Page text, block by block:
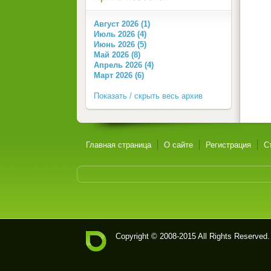
Август 2026 (1)
Июль 2026 (4)
Июнь 2026 (5)
Май 2026 (8)
Апрель 2026 (4)
Март 2026 (6)
Показать / скрыть весь архив
Главная страница О сайте Регистрация
Copyright © 2008-2015 All Rights Reserved.